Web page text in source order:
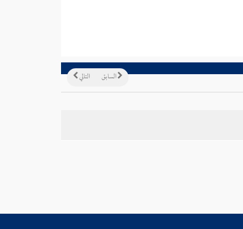
التالي السابق